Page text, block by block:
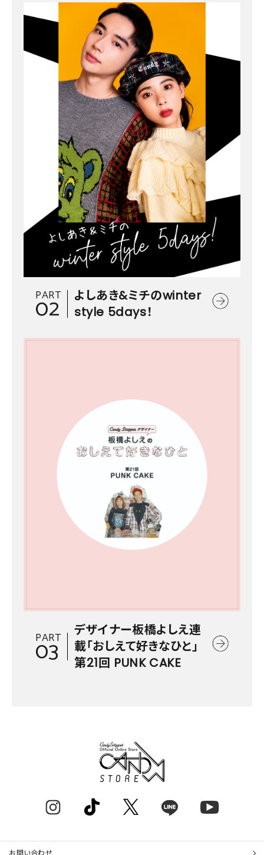
PART
02
よしあき&ミチのwinter
style 5days！
PART
03
デザイナー板橋よしえ連
載「おしえて好きなひと」
第21回 PUNK CAKE
お問い合わせ